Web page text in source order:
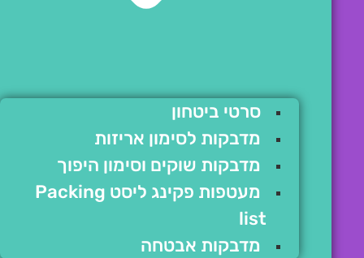
סרטי ביטחון
מדבקות לסימון אריזות
מדבקות שוקים וסימון היפוך
מעטפות פקינג ליסט Packing
list
מדבקות אבטחה